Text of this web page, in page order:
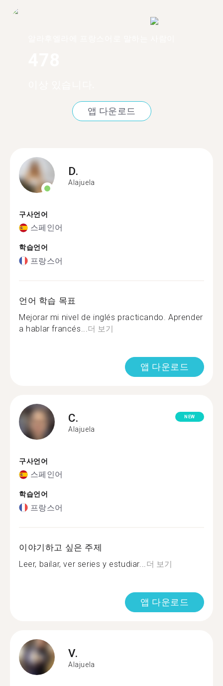
앱 다운로드
D.
Alajuela
구사언어
스페인어
학습언어
프랑스어
언어 학습 목표
Mejorar mi nivel de inglés practicando. Aprender
a hablar francés... 더 보기
앱 다운로드
C.
Alajuela
NEW
구사언어
스페인어
학습언어
프랑스어
이야기하고 싶은 주제
Leer, bailar, ver series y estudiar... 더 보기
앱 다운로드
V.
Alajuela